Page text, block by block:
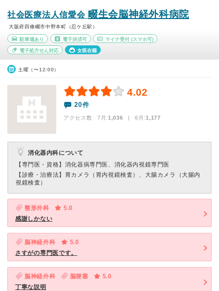
社会医療法人信愛会 畷生会脳神経外科病院
大阪府四條畷市中野本町（忍ケ丘駅）
駐車場あり 電子決済可 マイナ受付 (スマホ可)
電子処方せん対応 女医在籍
土曜（〜12:00）
4.02
20件
アクセス数 7月:1,036 | 6月:1,177
消化器内科について
【専門医・資格】 消化器病専門医、消化器内視鏡専門医
【診療・治療法】 胃カメラ（胃内視鏡検査）、大腸カメラ（大腸内
視鏡検査）
整形外科
5.0
感謝しかない
脳神経外科
5.0
さすがの専門医です。
脳神経外科 脳梗塞
5.0
丁寧な説明